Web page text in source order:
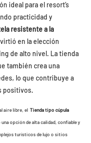
ideal para el resort’s
practicidad y
resistente a la
en la elección
de alto nivel. La tienda
también crea una
lo que contribuye a
positivos.
aire libre, el Tienda tipo cúpula
opción de alta calidad, confiable y
turísticos de lujo o sitios